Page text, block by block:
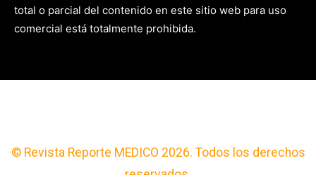
total o parcial del contenido en este sitio web para uso
comercial está totalmente prohibida.
© Revista Reporte MEDICO 2026. Todos los derechos